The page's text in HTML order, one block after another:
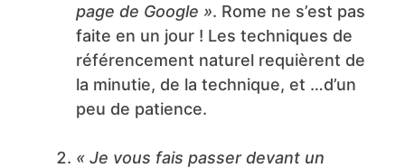
page de Google ». Rome ne s’est pas
faite en un jour ! Les techniques de
référencement naturel requièrent de
la minutie, de la technique, et …d’un
peu de patience.
« Je vous fais passer devant un